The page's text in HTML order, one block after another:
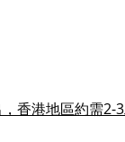
香港地區約需